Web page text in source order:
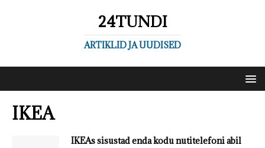
24TUNDI
ARTIKLID JA UUDISED
IKEA
IKEAs sisustad enda kodu nutitelefoni abil